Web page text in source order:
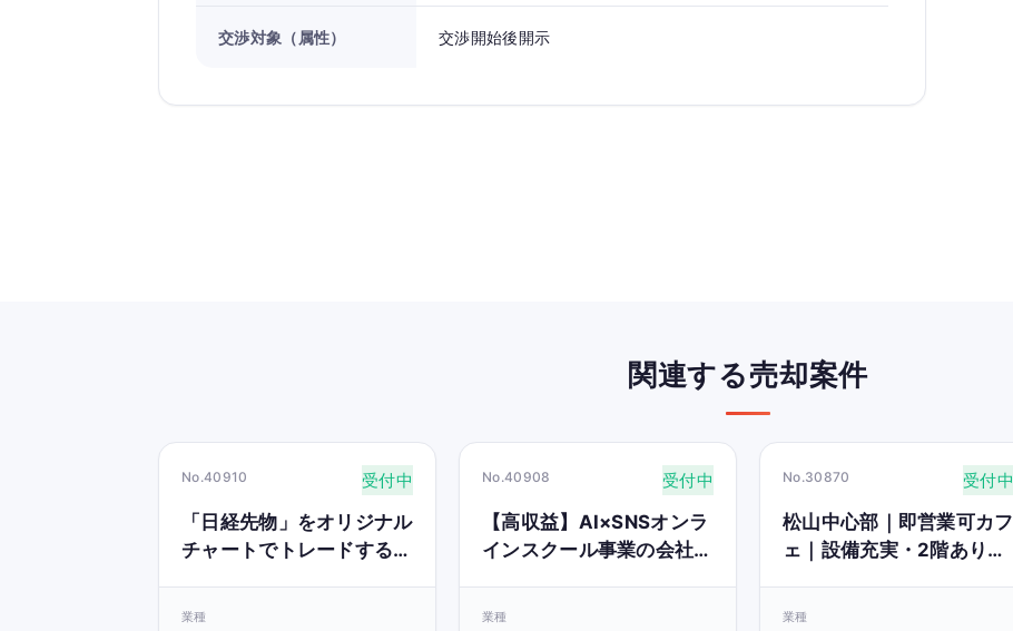
交渉対象（属性） 交渉開始後開示
関連する売却案件
No.40910 受付中
「日経先物」をオリジナル
チャートでトレードする手
業種
No.40908 受付中
【高収益】AI×SNSオンラ
インスクール事業の会社or
業種
No.30870 受付中
松山中心部｜即営業可カフ
ェ｜設備充実・2階あり
業種